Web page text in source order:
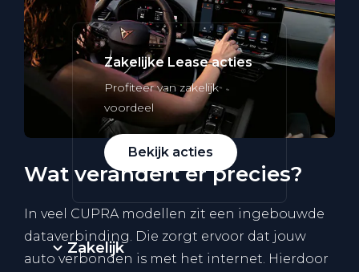
Zakelijke Lease acties
Profiteer van zakelijk
voordeel
Bekijk acties
Zakelijk
Wat verandert er precies?
In veel CUPRA modellen zit een ingebouwde
dataverbinding. Die zorgt ervoor dat jouw
auto verbonden is met het internet. Hierdoor